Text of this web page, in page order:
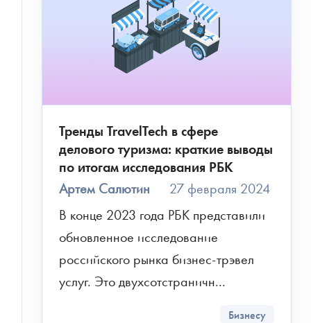
Тренды TravelTech в сфере
делового туризма: краткие выводы
по итогам исследования РБК
Артем Салютин
27 февраля 2024
В конце 2023 года РБК представили
обновленное исследование
российского рынка бизнес-трэвел
услуг. Это двухсотстраничн...
Бизнесу